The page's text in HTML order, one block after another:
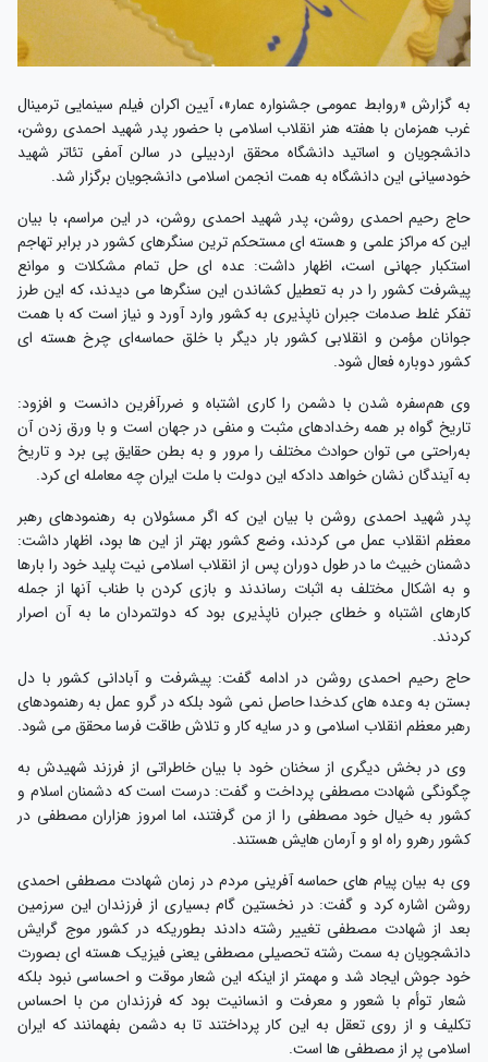
به گزارش «روابط عمومی جشنواره عمار»، آیین اکران فیلم سینمایی ترمینال
غرب همزمان با هفته هنر انقلاب اسلامی با حضور پدر شهید احمدی روشن،
دانشجویان و اساتید دانشگاه محقق اردبیلی در سالن آمفی تئاتر شهید
خودسیانی این دانشگاه به همت انجمن اسلامی دانشجویان برگزار شد.
حاج رحیم احمدی روشن، پدر شهید احمدی روشن، در این مراسم، با بیان
این که مراکز علمی و هسته ای مستحکم ترین سنگرهای کشور در برابر تهاجم
استکبار جهانی است، اظهار داشت: عده ای حل تمام مشکلات و موانع
پیشرفت کشور را در به تعطیل کشاندن این سنگرها می دیدند، که این طرز
تفکر غلط صدمات جبران ناپذیری به کشور وارد آورد و نیاز است که با همت
جوانان مؤمن و انقلابی کشور بار دیگر با خلق حماسه‌ای چرخ هسته ای
کشور دوباره فعال شود.
وی هم‌سفره شدن با دشمن را کاری اشتباه و ضررآفرین دانست و افزود:
تاریخ گواه بر همه رخدادهای مثبت و منفی در جهان است و با ورق زدن آن
به‌راحتی می توان حوادث مختلف را مرور و به بطن حقایق پی برد و تاریخ
به آیندگان نشان خواهد دادکه این دولت با ملت ایران چه معامله ای کرد.
پدر شهید احمدی روشن با بیان این که اگر مسئولان به رهنمودهای رهبر
معظم انقلاب عمل می کردند، وضع کشور بهتر از این ها بود، اظهار داشت:
دشمنان خبیث ما در طول دوران پس از انقلاب اسلامی نیت پلید خود را بارها
و به اشکال مختلف به اثبات رساندند و بازی کردن با طناب آنها از جمله
کارهای اشتباه و خطای جبران ناپذیری بود که دولتمردان ما به آن اصرار
کردند.
حاج رحیم احمدی روشن در ادامه گفت: پیشرفت و آبادانی کشور با دل
بستن به وعده های کدخدا حاصل نمی شود بلکه در گرو عمل به رهنمودهای
رهبر معظم انقلاب اسلامی و در سایه کار و تلاش طاقت فرسا محقق می شود.
وی در بخش دیگری از سخنان خود با بیان خاطراتی از فرزند شهیدش به
چگونگی شهادت مصطفی پرداخت و گفت: درست است که دشمنان اسلام و
کشور به خیال خود مصطفی را از من گرفتند، اما امروز هزاران مصطفی در
کشور رهرو راه او و آرمان هایش هستند.
وی به بیان پیام های حماسه آفرینی مردم در زمان شهادت مصطفی احمدی
روشن اشاره کرد و گفت: در نخستین گام بسیاری از فرزندان این سرزمین
بعد از شهادت مصطفی تغییر رشته دادند بطوریکه در کشور موج گرایش
دانشجویان به سمت رشته تحصیلی مصطفی یعنی فیزیک هسته ای بصورت
خود جوش ایجاد شد و مهمتر از اینکه این شعار موقت و احساسی نبود بلکه
شعار توأم با شعور و معرفت و انسانیت بود که فرزندان من با احساس
تکلیف و از روی تعقل به این کار پرداختند تا به دشمن بفهمانند که ایران
اسلامی پر از مصطفی ها است.